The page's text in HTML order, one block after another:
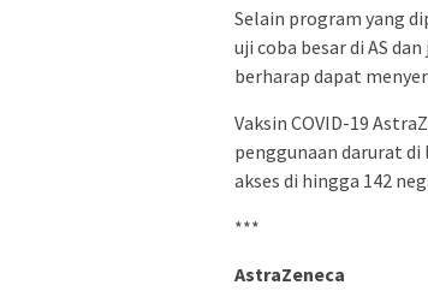
Selain program yang
uji coba besar di AS
berharap dapat
Vaksin COVID-19
penggunaan darurat di
akses di hingga 142
***
AstraZeneca